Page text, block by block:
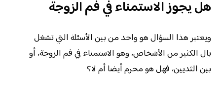
هل يجوز الاستمناء في فم الزوجة
ويعتبر هذا السؤال هو واحد من بين الأسئلة التي تشغل
بال الكثير من الأشخاص، وهو الاستمناء في فم الزوجة، أو
بين الثديين، فهل هو محرم أيضا أم لا؟